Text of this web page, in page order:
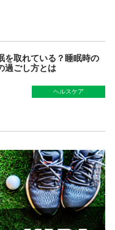
を取れている？睡眠時の
過ごし方とは
ヘルスケア